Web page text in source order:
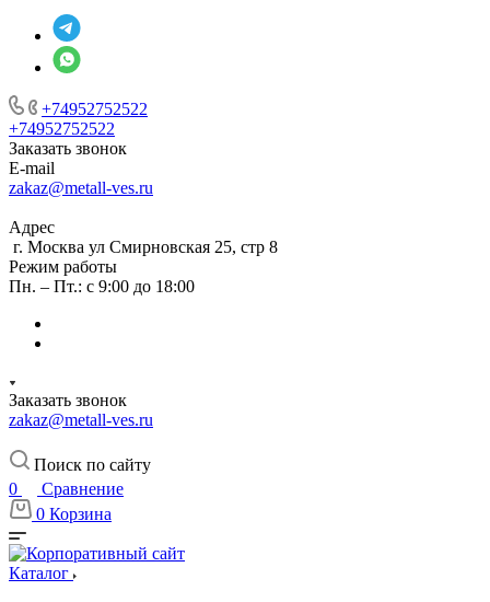
+74952752522
+74952752522
Заказать звонок
E-mail
zakaz@metall-ves.ru
Адрес
г. Москва ул Смирновская 25, стр 8
Режим работы
Пн. – Пт.: с 9:00 до 18:00
Заказать звонок
zakaz@metall-ves.ru
Поиск по сайту
0
Сравнение
0 Корзина
Каталог